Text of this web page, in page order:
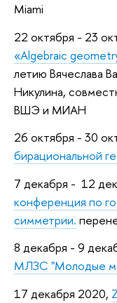
Miami
22 октября - 23
«Algebraic
летию Вячеслава
Никулина,
ВШЭ и МИАН
26 октября - 30
бирациональной
7 декабря - 12
конференция по
симметрии.
8 декабря - 9
МЛЗС "Молодые
17 декабря 2020,